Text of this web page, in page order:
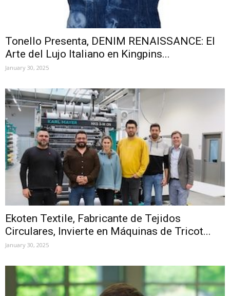
Tonello Presenta, DENIM RENAISSANCE: El
Arte del Lujo Italiano en Kingpins...
January 30, 2025
Ekoten Textile, Fabricante de Tejidos
Circulares, Invierte en Máquinas de Tricot...
January 30, 2025